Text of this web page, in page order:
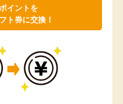
イントを
ト券に交換！